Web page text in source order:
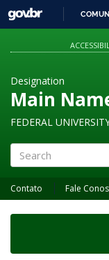
GOVBR
Designation
Main
FEDERAL
Contato Fale